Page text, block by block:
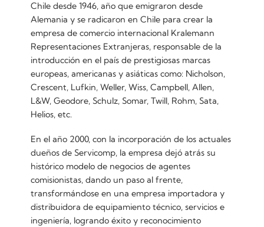
Chile desde 1946, año que emigraron desde
Alemania y se radicaron en Chile para crear la
empresa de comercio internacional Kralemann
Representaciones Extranjeras, responsable de la
introducción en el país de prestigiosas marcas
europeas, americanas y asiáticas como: Nicholson,
Crescent, Lufkin, Weller, Wiss, Campbell, Allen,
L&W, Geodore, Schulz, Somar, Twill, Rohm, Sata,
Helios, etc.
En el año 2000, con la incorporación de los actuales
dueños de Servicomp, la empresa dejó atrás su
histórico modelo de negocios de agentes
comisionistas, dando un paso al frente,
transformándose en una empresa importadora y
distribuidora de equipamiento técnico, servicios e
ingeniería, logrando éxito y reconocimiento